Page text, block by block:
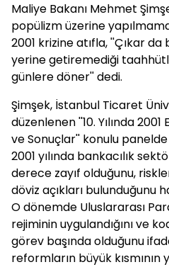
Maliye Bakanı Mehmet
popülizm üzerine
2001 krizine atıfla, ''Çıkar da
yerine getiremediği
günlere döner'' dedi.
Şimşek, İstanbul Ticaret
düzenlenen ''10. Yılında
ve Sonuçlar'' konulu
2001 yılında bankacılık
derece zayıf olduğunu,
döviz açıkları bulunduğunu
O dönemde Uluslararası
rejiminin uygulandığını ve
görev başında olduğunu
reformların büyük kısmının